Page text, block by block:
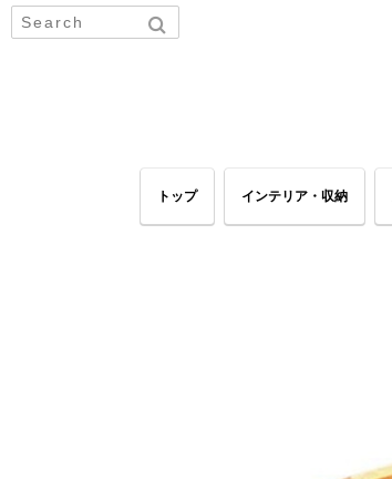
トップ インテリア・収納